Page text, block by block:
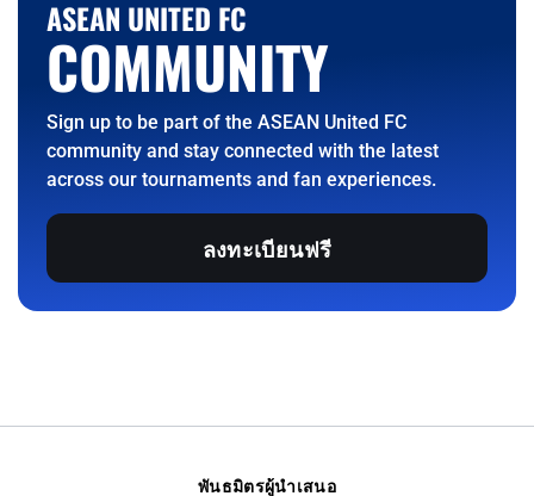
ASEAN UNITED FC
COMMUNITY
Sign up to be part of the ASEAN United FC
community and stay connected with the latest
across our tournaments and fan experiences.
ลงทะเบียนฟรี
พันธมิตรผู้นำเสนอ